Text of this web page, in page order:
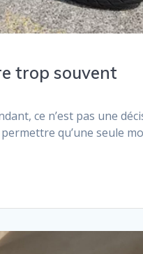
trop souvent
ce n’est pas une
qu’une seule